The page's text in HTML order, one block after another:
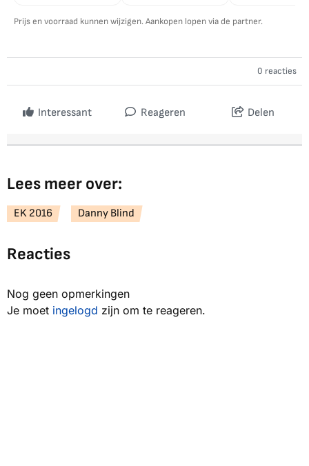
Prijs en voorraad kunnen wijzigen. Aankopen lopen via de partner.
0 reacties
Interessant Reageren Delen
Lees meer over:
EK 2016 Danny Blind
Reacties
Nog geen opmerkingen
Je moet ingelogd zijn om te reageren.